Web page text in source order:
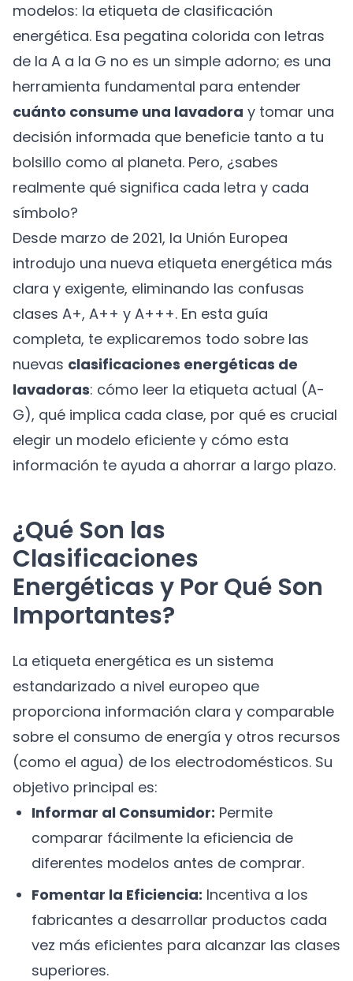
modelos: la etiqueta de clasificación
energética. Esa pegatina colorida con letras
de la A a la G no es un simple adorno; es una
herramienta fundamental para entender
cuánto consume una lavadora y tomar una
decisión informada que beneficie tanto a tu
bolsillo como al planeta. Pero, ¿sabes
realmente qué significa cada letra y cada
símbolo?
Desde marzo de 2021, la Unión Europea
introdujo una nueva etiqueta energética más
clara y exigente, eliminando las confusas
clases A+, A++ y A+++. En esta guía
completa, te explicaremos todo sobre las
nuevas clasificaciones energéticas de
lavadoras: cómo leer la etiqueta actual (A-
G), qué implica cada clase, por qué es crucial
elegir un modelo eficiente y cómo esta
información te ayuda a ahorrar a largo plazo.
¿Qué Son las
Clasificaciones
Energéticas y Por Qué Son
Importantes?
La etiqueta energética es un sistema
estandarizado a nivel europeo que
proporciona información clara y comparable
sobre el consumo de energía y otros recursos
(como el agua) de los electrodomésticos. Su
objetivo principal es:
Informar al Consumidor: Permite
comparar fácilmente la eficiencia de
diferentes modelos antes de comprar.
Fomentar la Eficiencia: Incentiva a los
fabricantes a desarrollar productos cada
vez más eficientes para alcanzar las clases
superiores.